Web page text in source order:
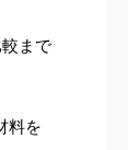
まで
料を